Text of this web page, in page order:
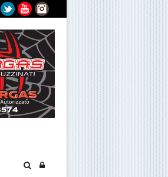
Facebook
TwitterYouTubeInstagram